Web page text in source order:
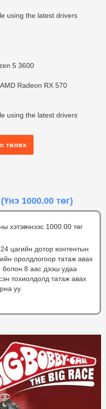
using the latest drivers
5 3600
Radeon RX 570
using the latest drivers
төлөх
(Үнэ 1000.00 төг)
хэтэвчнээс 1000.00 төг
цагийн дотор контентын
оролдлогоор татаж авах
болон 8 аас дээш удаа
тохиолдолд татаж авах
уу.